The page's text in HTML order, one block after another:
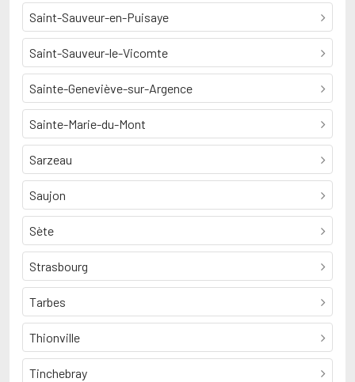
Saint-Sauveur-en-Puisaye
Saint-Sauveur-le-Vicomte
Sainte-Geneviève-sur-Argence
Sainte-Marie-du-Mont
Sarzeau
Saujon
Sète
Strasbourg
Tarbes
Thionville
Tinchebray